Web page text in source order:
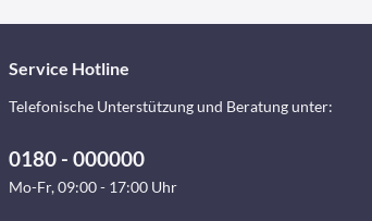
Service Hotline
Telefonische Unterstützung und Beratung unter:
0180 - 000000
Mo-Fr, 09:00 - 17:00 Uhr